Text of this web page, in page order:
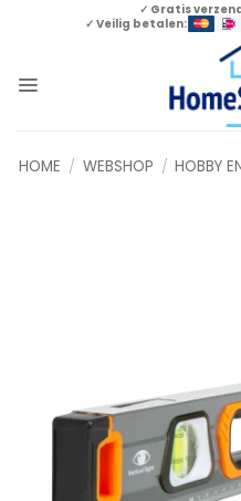
✓ Gratis
✓ Veilig betalen:
HOME / WEBSHOP / HOBBY